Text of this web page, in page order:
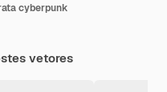
cyberpunk
vetores